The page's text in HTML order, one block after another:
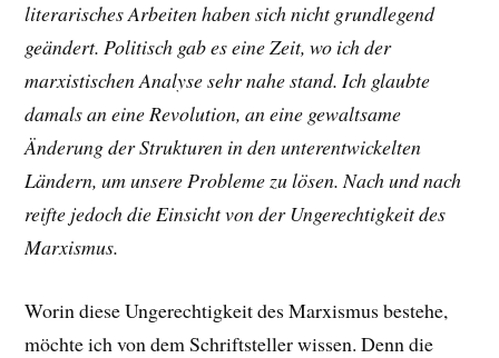
literarisches Arbeiten haben sich nicht grundlegend
geändert. Politisch gab es eine Zeit, wo ich der
marxistischen Analyse sehr nahe stand. Ich glaubte
damals an eine Revolution, an eine gewaltsame
Änderung der Strukturen in den unterentwickelten
Ländern, um unsere Probleme zu lösen. Nach und nach
reifte jedoch die Einsicht von der Ungerechtigkeit des
Marxismus.
Worin diese Ungerechtigkeit des Marxismus bestehe,
möchte ich von dem Schriftsteller wissen. Denn die